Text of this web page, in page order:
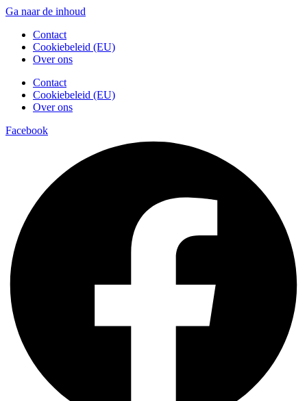
Ga naar de inhoud
Contact
Cookiebeleid (EU)
Over ons
Contact
Cookiebeleid (EU)
Over ons
Facebook